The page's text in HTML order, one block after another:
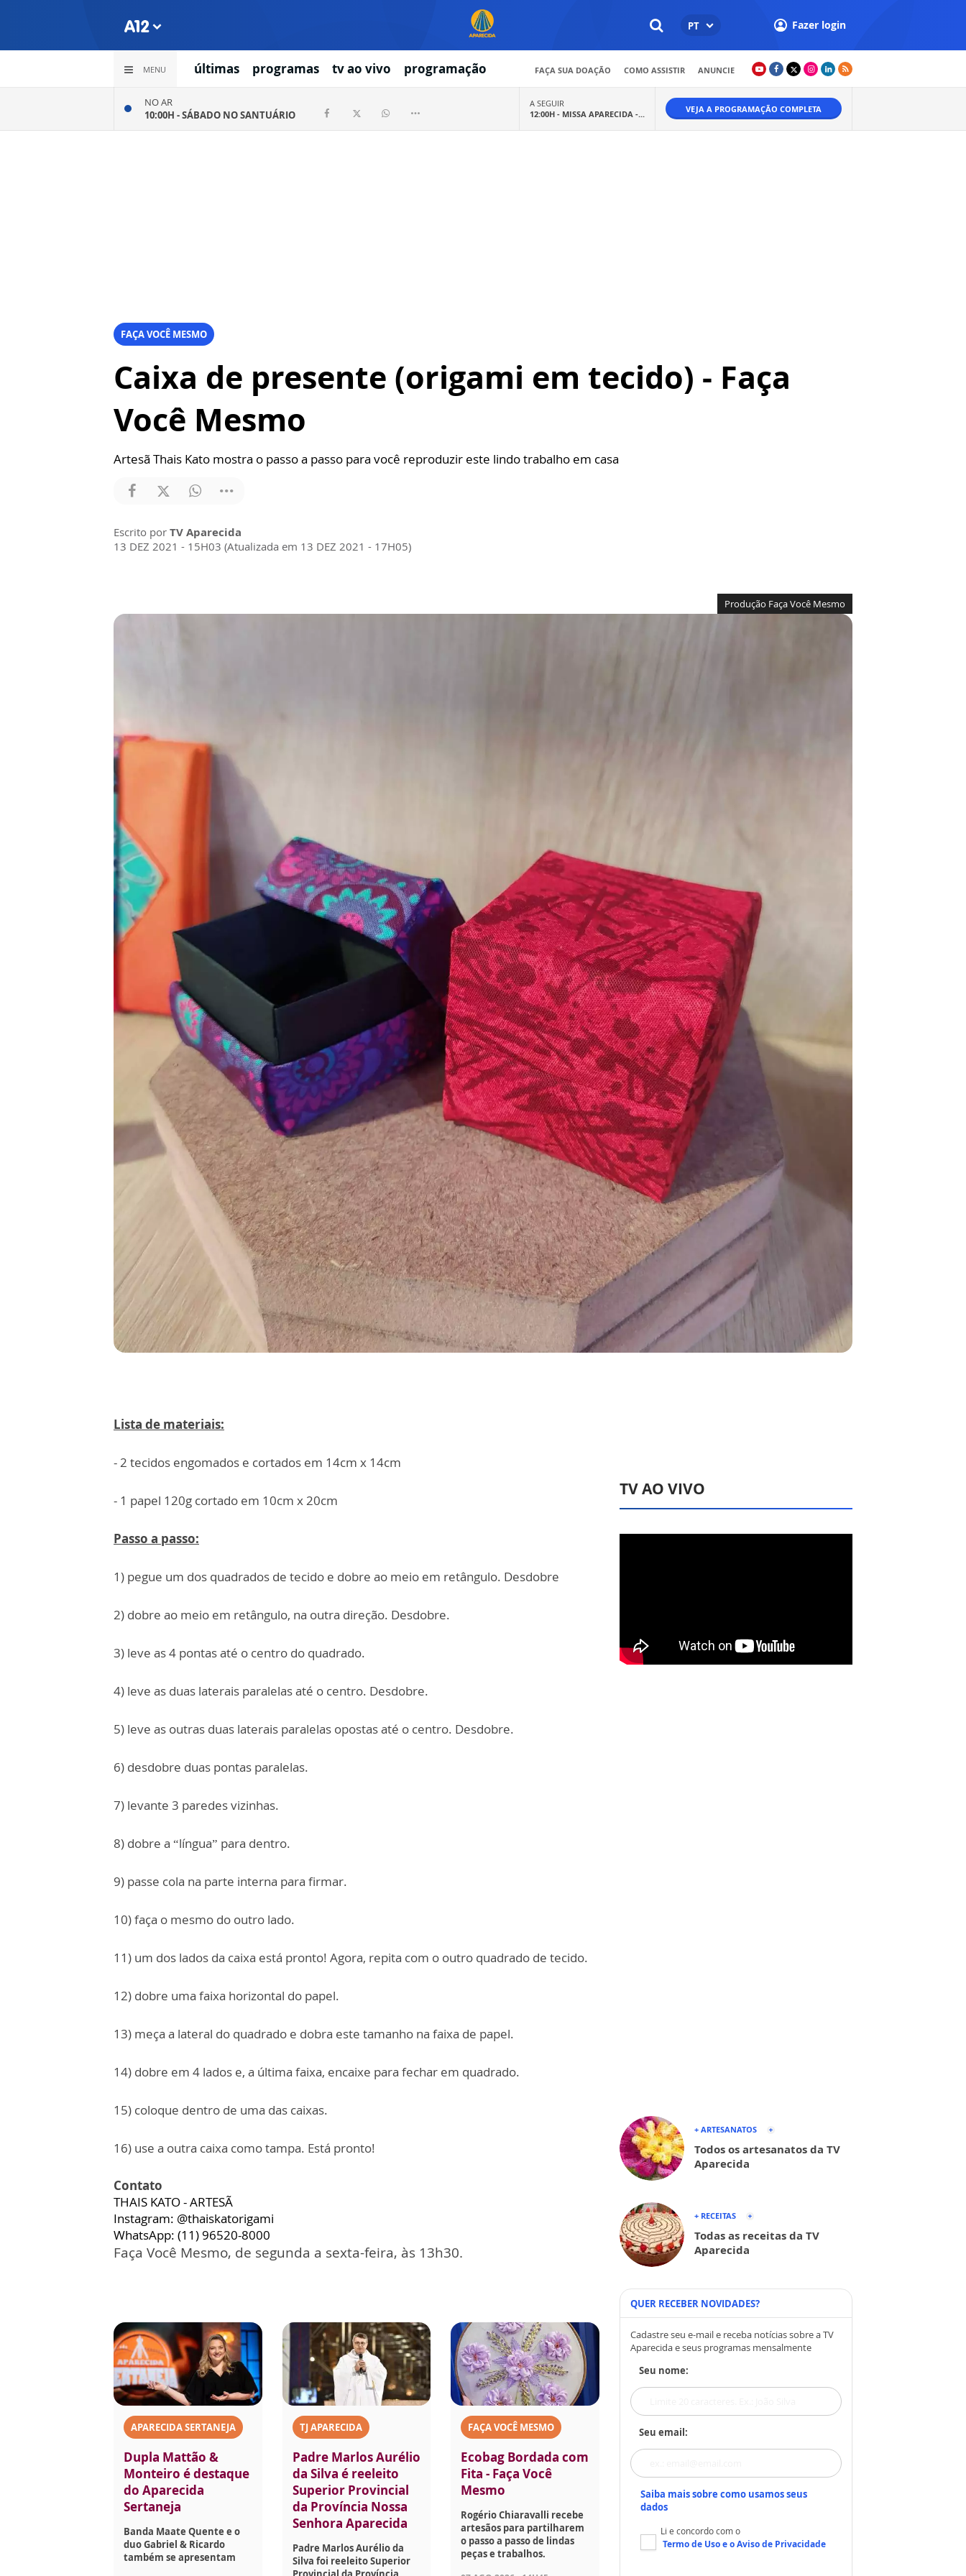
PT Fazer login
MENU últimas programas tv ao vivo programação FAÇA SUA DOAÇÃO COMO ASSISTIR ANUNCIE
NO AR
10:00H -SÁBADO NO SANTUÁRIO
A SEGUIR
12:00H - MISSA APARECIDA -... VEJA A PROGRAMAÇÃO COMPLETA
FAÇA VOCÊ MESMO
Caixa de presente (origami em tecido) - Faça
Você Mesmo
Artesã Thais Kato mostra o passo a passo para você reproduzir este lindo trabalho em casa
Escrito por TV Aparecida
13 DEZ 2021 - 15H03 (Atualizada em 13 DEZ 2021 - 17H05)
Produção Faça Você Mesmo
Lista de materiais:
- 2 tecidos engomados e cortados em 14cm x 14cm
- 1 papel 120g cortado em 10cm x 20cm
Passo a passo:
1) pegue um dos quadrados de tecido e dobre ao meio em retângulo. Desdobre
2) dobre ao meio em retângulo, na outra direção. Desdobre.
3) leve as 4 pontas até o centro do quadrado.
4) leve as duas laterais paralelas até o centro. Desdobre.
5) leve as outras duas laterais paralelas opostas até o centro. Desdobre.
6) desdobre duas pontas paralelas.
7) levante 3 paredes vizinhas.
8) dobre a “língua” para dentro.
9) passe cola na parte interna para firmar.
10) faça o mesmo do outro lado.
11) um dos lados da caixa está pronto! Agora, repita com o outro quadrado de tecido.
12) dobre uma faixa horizontal do papel.
13) meça a lateral do quadrado e dobra este tamanho na faixa de papel.
14) dobre em 4 lados e, a última faixa, encaixe para fechar em quadrado.
15) coloque dentro de uma das caixas.
16) use a outra caixa como tampa. Está pronto!
Contato
THAIS KATO - ARTESÃ
Instagram: @thaiskatorigami
WhatsApp: (11) 96520-8000
Faça Você Mesmo, de segunda a sexta-feira, às 13h30.
APARECIDA SERTANEJA
Dupla Mattão &
Monteiro é destaque
do Aparecida
Sertaneja
Banda Maate Quente e o
duo Gabriel & Ricardo
também se apresentam
TJ APARECIDA
Padre Marlos Aurélio
da Silva é reeleito
Superior Provincial
da Província Nossa
Senhora Aparecida
Padre Marlos Aurélio da
Silva foi reeleito Superior
FAÇA VOCÊ MESMO
Ecobag Bordada com
Fita - Faça Você
Mesmo
Rogério Chiaravalli recebe
artesãos para partilharem
o passo a passo de lindas
peças e trabalhos.
TV AO VIVO
+ ARTESANATOS
Todos os artesanatos da TV
Aparecida
+ RECEITAS
Todas as receitas da TV
Aparecida
QUER RECEBER NOVIDADES?
Cadastre seu e-mail e receba notícias sobre a TV
Aparecida e seus programas mensalmente
Seu nome:
Seu email:
Saiba mais sobre como usamos seus
dados
Li e concordo com o
Termo de Usoe oAviso de Privacidade